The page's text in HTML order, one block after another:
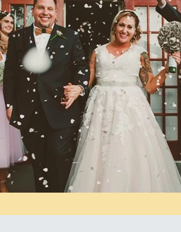
e Planejamento Ensaio de
na praia Eventos Lugar
Editoriais Pre Wedding
na Serra Filme de Casamento